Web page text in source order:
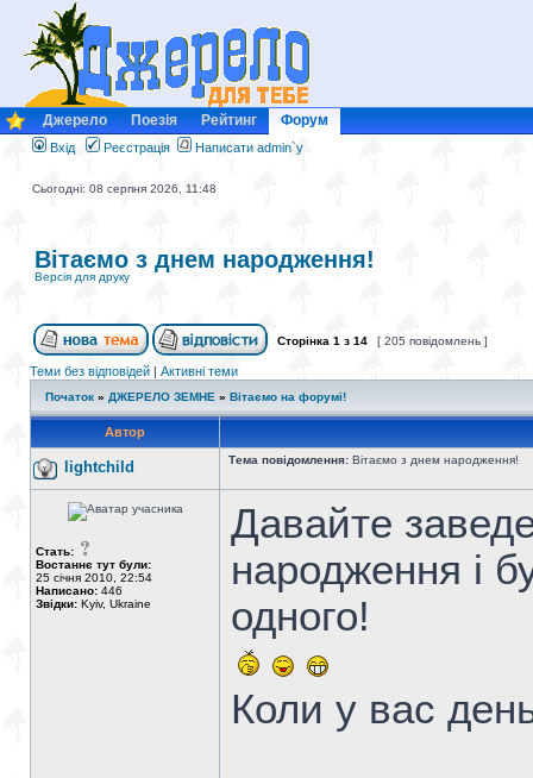
Джерело Поезія Рейтинг Форум
Вхід Реєстрація Написати admin`у
Сьогодні: 08 серпня 2026, 11:48
Вітаємо з днем народження!
Версія для друку
Сторінка 1 з 14 [ 205 повідомлень ]
Теми без відповідей | Активні теми
Початок » ДЖЕРЕЛО ЗЕМНЕ » Вітаємо на форумі!
Автор
lightchild Тема повідомлення: Вітаємо з днем народження!
Стать:
Востаннє тут були:
25 січня 2010, 22:54
Написано: 446
Звідки: Kyiv, Ukraine
Давайте
народження і
одного!
Коли у вас